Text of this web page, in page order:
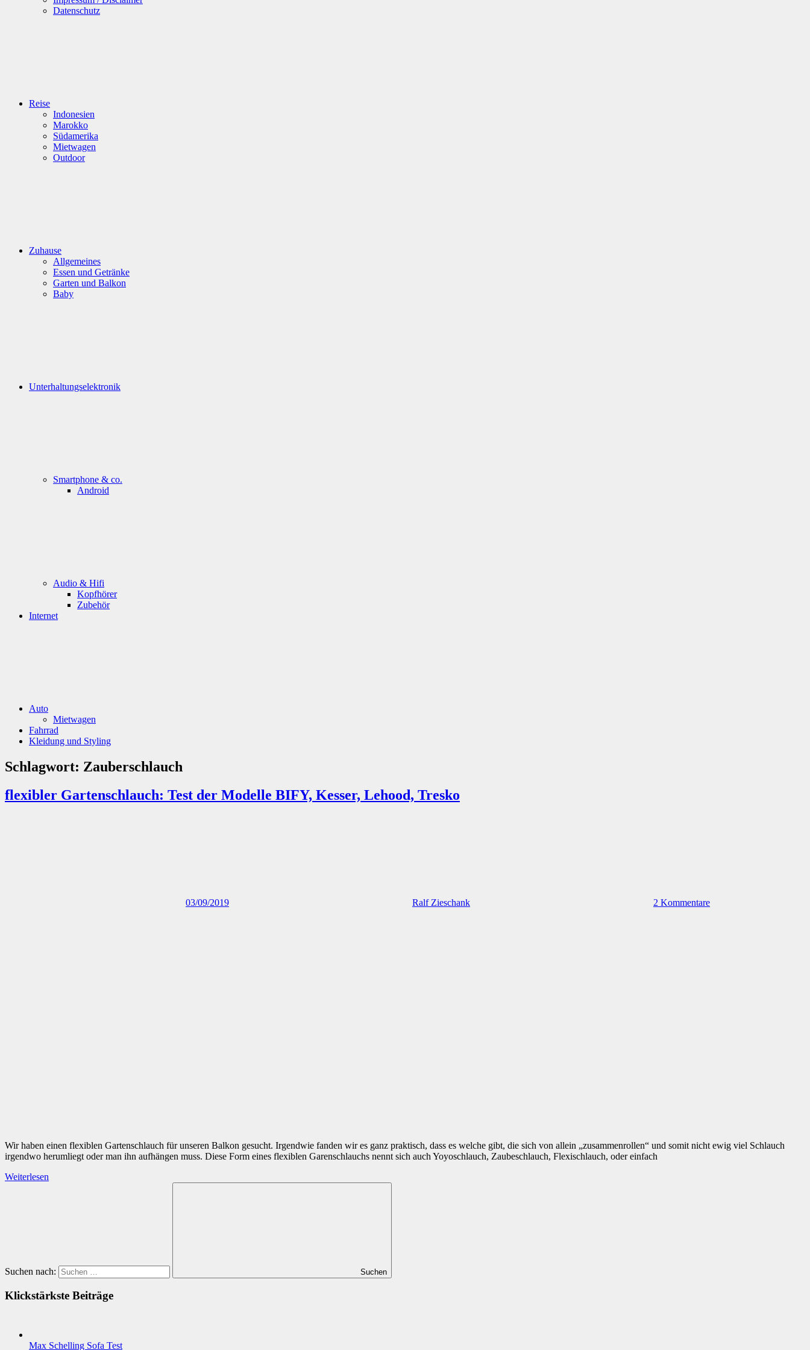
Datenschutz
Reise
Indonesien
Marokko
Südamerika
Mietwagen
Outdoor
Zuhause
Allgemeines
Essen und Getränke
Garten und Balkon
Baby
Unterhaltungselektronik
Smartphone & co.
Android
Audio & Hifi
Kopfhörer
Zubehör
Internet
Auto
Mietwagen
Fahrrad
Kleidung und Styling
Schlagwort: Zauberschlauch
flexibler Gartenschlauch: Test der Modelle BIFY, Kesser, Lehood, Tresko
03/09/2019 Ralf Zieschank 2 Kommentare
Wir haben einen flexiblen Gartenschlauch für unseren Balkon gesucht. Irgendwie fanden wir es ganz praktisch, dass es welche gibt, die sich von allein „zusammenrollen“ und somit nicht ewig viel Schlauch
irgendwo herumliegt oder man ihn aufhängen muss. Diese Form eines flexiblen Garenschlauchs nennt sich auch Yoyoschlauch, Zaubeschlauch, Flexischlauch, oder einfach
Weiterlesen
Suchen nach: Suchen
Klickstärkste Beiträge
Max Schelling Sofa Test